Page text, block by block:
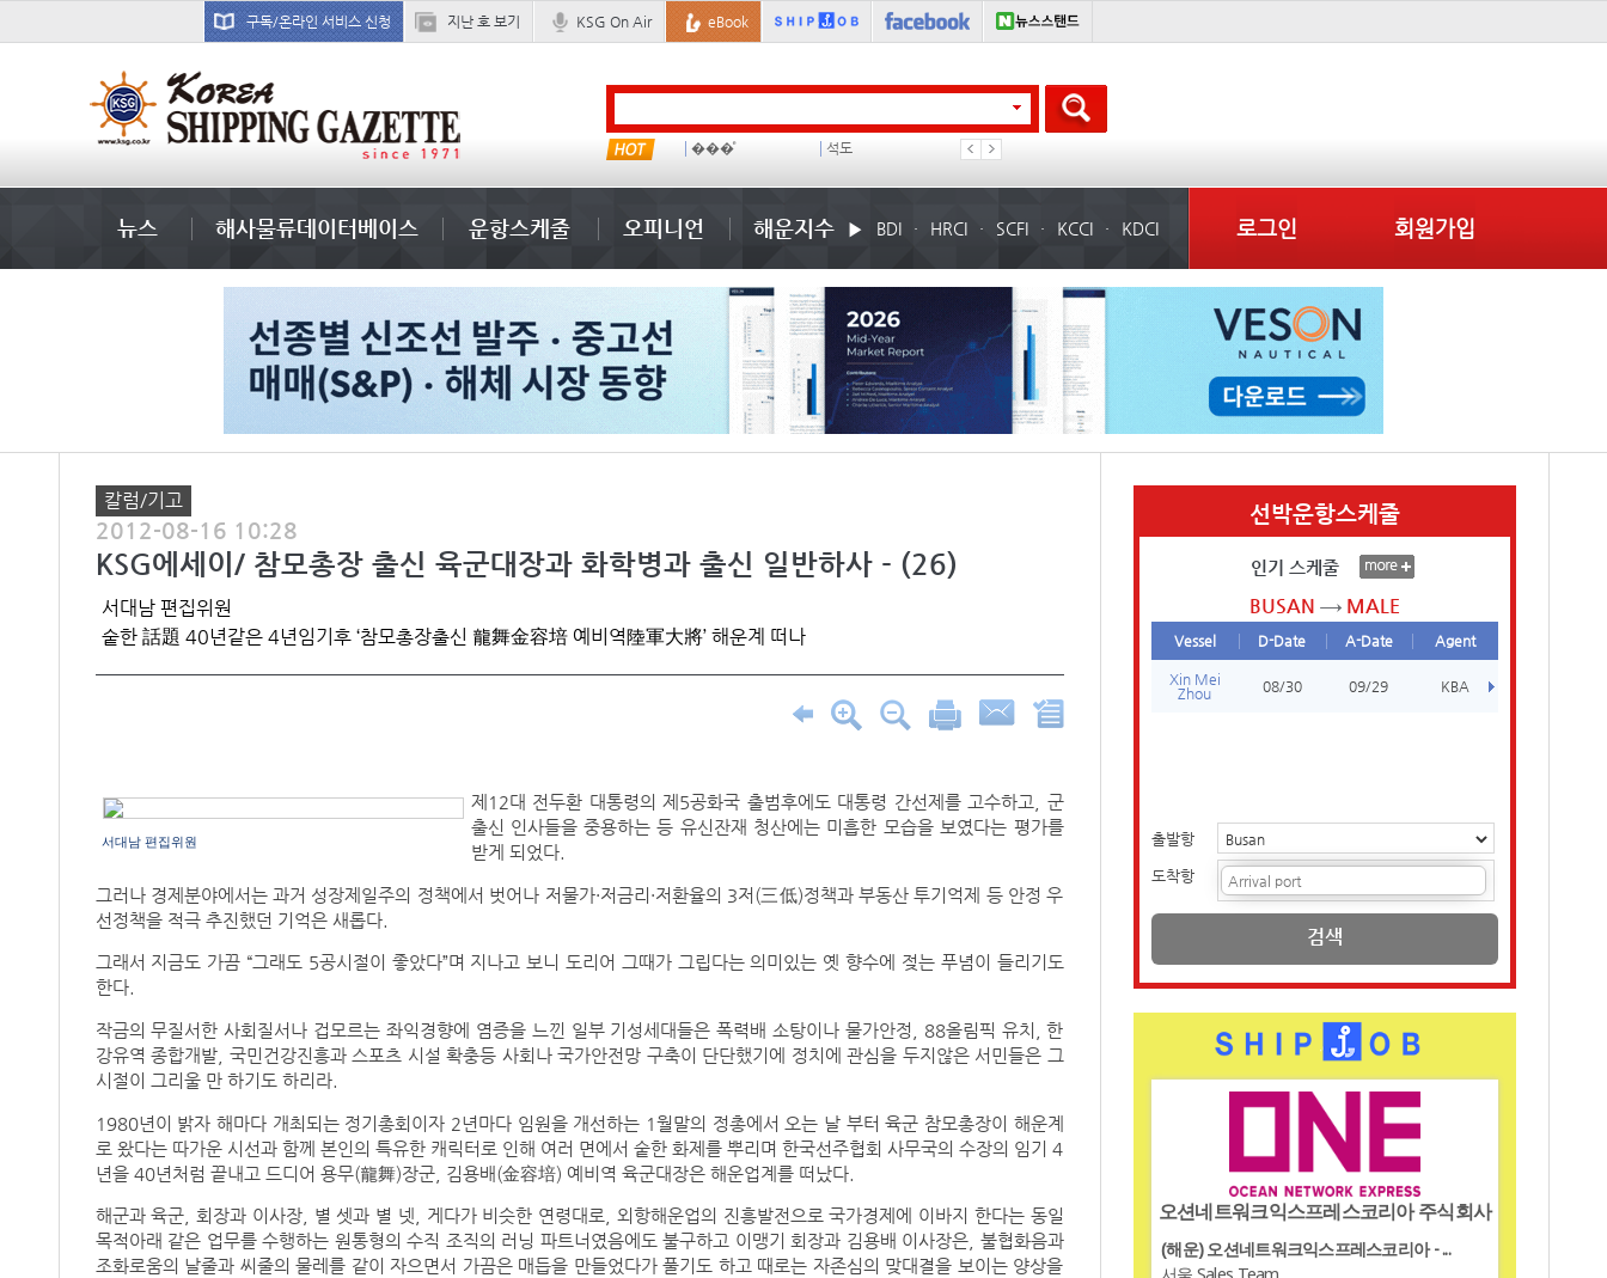
구독/온라인 서비스 신청 지난 호 보기 KSG On Air eBook
미중 냉동 컨테이너 임대사 ���ͤ 석도 미중
뉴스 해사물류데이터베이스 운항스케줄 오피니언 해운지수 BDI HRCI SCFI KCCI KDCI 로그인 회원가입
칼럼/기고
2012-08-16 10:28
KSG에세이/ 참모총장 출신 육군대장과 화학병과 출신 일반하사 - (26)
서대남 편집위원
숱한 話題 40년같은 4년임기후 ‘참모총장출신 龍舞金容培 예비역陸軍大將’ 해운계 떠나
서대남 편집위원
제12대 전두환 대통령의 제5공화국 출범후에도 대통령 간선제를 고수하고, 군
출신 인사들을 중용하는 등 유신잔재 청산에는 미흡한 모습을 보였다는 평가를
받게 되었다.
그러나 경제분야에서는 과거 성장제일주의 정책에서 벗어나 저물가·저금리·저환율의 3저(三低)정책과 부동산 투기억제 등 안정 우
선정책을 적극 추진했던 기억은 새롭다.
그래서 지금도 가끔 “그래도 5공시절이 좋았다”며 지나고 보니 도리어 그때가 그립다는 의미있는 옛 향수에 젖는 푸념이 들리기도
한다.
작금의 무질서한 사회질서나 겁모르는 좌익경향에 염증을 느낀 일부 기성세대들은 폭력배 소탕이나 물가안정, 88올림픽 유치, 한
강유역 종합개발, 국민건강진흥과 스포츠 시설 확충등 사회나 국가안전망 구축이 단단했기에 정치에 관심을 두지않은 서민들은 그
시절이 그리울 만 하기도 하리라.
1980년이 밝자 해마다 개최되는 정기총회이자 2년마다 임원을 개선하는 1월말의 정총에서 오는 날 부터 육군 참모총장이 해운계
로 왔다는 따가운 시선과 함께 본인의 특유한 캐릭터로 인해 여러 면에서 숱한 화제를 뿌리며 한국선주협회 사무국의 수장의 임기 4
년을 40년처럼 끝내고 드디어 용무(龍舞)장군, 김용배(金容培) 예비역 육군대장은 해운업계를 떠났다.
해군과 육군, 회장과 이사장, 별 셋과 별 넷, 게다가 비슷한 연령대로, 외항해운업의 진흥발전으로 국가경제에 이바지 한다는 동일
목적아래 같은 업무를 수행하는 원통형의 수직 조직의 러닝 파트너였음에도 불구하고 이맹기 회장과 김용배 이사장은, 불협화음과
조화로움의 날줄과 씨줄의 물레를 같이 자으면서 가끔은 매듭을 만들었다가 풀기도 하고 때로는 자존심의 맞대결을 보이는 양상을
선박운항스케줄
인기 스케줄
BUSAN MALE
Vessel D-Date A-Date Agent
Xin Mei
Zhou
08/30 09/29 KBA
출발항
도착항
검색